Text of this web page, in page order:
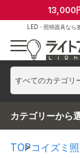
13,000
LED・照明器具なら
すべてのカテゴリ
カテゴリーから
TOPコイズミ